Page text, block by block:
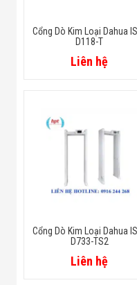
Cổng Dò Kim Loại Dahua
D118-T
Liên hệ
Cổng Dò Kim Loại Dahua
D733-TS2
Liên hệ